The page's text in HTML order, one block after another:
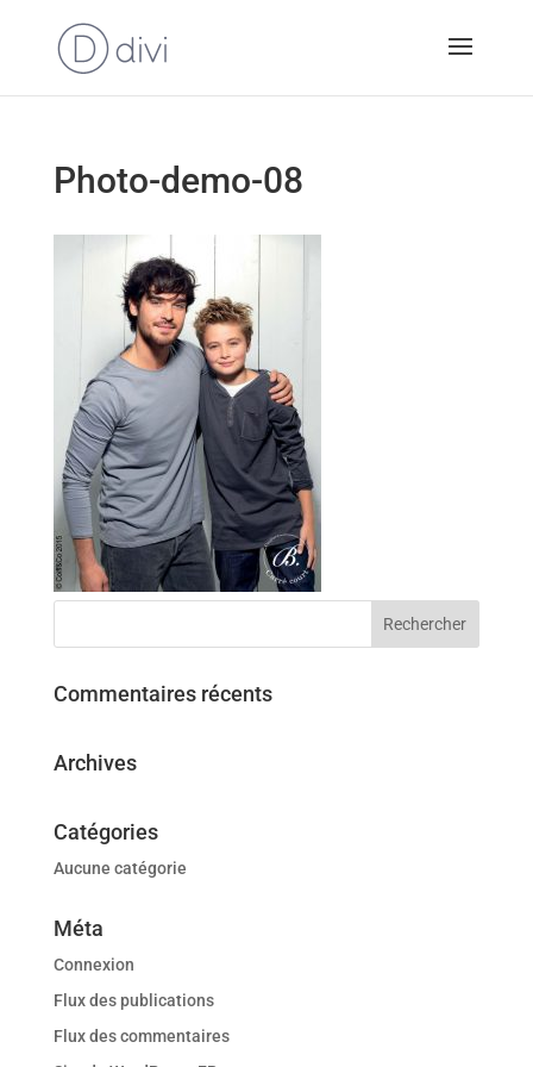
Photo-demo-08
Commentaires récents
Archives
Catégories
Aucune catégorie
Méta
Connexion
Flux des publications
Flux des commentaires